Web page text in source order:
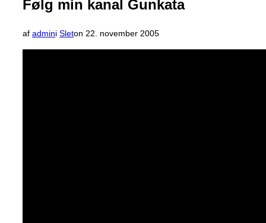
sidekolonne
Følg min kanal Gunkata
af admini Sleton Udgivet
d.
22. november 2005